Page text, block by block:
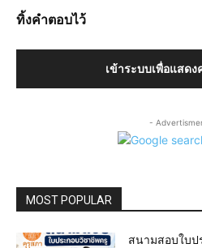
ทิ้งคำตอบไว้
เข้าระบบเพื่อแสด
-
MOST POPULAR
สนามสอบใบป